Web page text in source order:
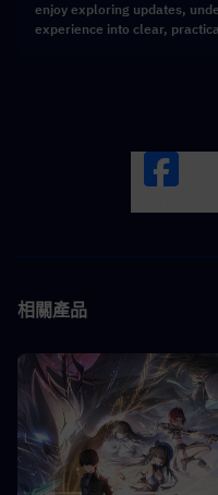
enjoy exploring updates,
experience into clear,
相關產品